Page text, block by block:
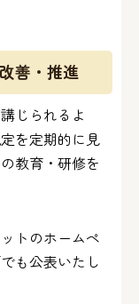
善・推進
じられるよ
を定期的に見
教育・研修を
トのホームペ
も公表いたし